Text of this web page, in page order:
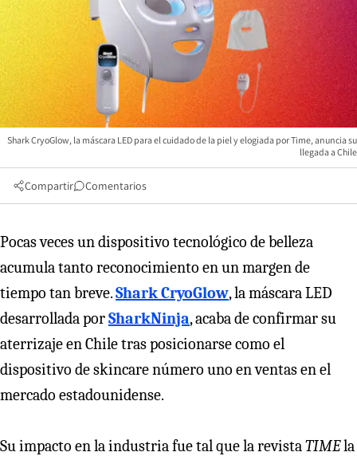
Shark CryoGlow, la máscara LED para el cuidado de la piel y elogiada por Time, anuncia su
llegada a Chile
Compartir Comentarios
Pocas veces un dispositivo tecnológico de belleza
acumula tanto reconocimiento en un margen de
tiempo tan breve.Shark CryoGlow, la máscara LED
desarrollada porSharkNinja, acaba de confirmar su
aterrizaje en Chile tras posicionarse como el
dispositivo de skincare número uno en ventas en el
mercado estadounidense.
Su impacto en la industria fue tal que la revistaTIMEla